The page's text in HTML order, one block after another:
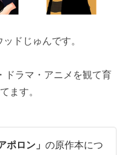
ドじゅんです。
ドラマ・アニメを観て育
ます。
ポロン」 の原作本につ